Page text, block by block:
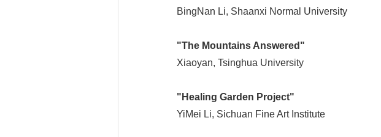
BingNan Li, Shaanxi Normal University
"The Mountains Answered"
Xiaoyan, Tsinghua University
"Healing Garden Project"
YiMei Li, Sichuan Fine Art Institute